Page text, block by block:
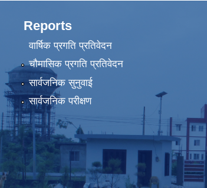
Reports
वार्षिक प्रगति प्रतिवेदन
चौमासिक प्रगति प्रतिवेदन
सार्वजनिक सुनुवाई
सार्वजनिक परीक्षण